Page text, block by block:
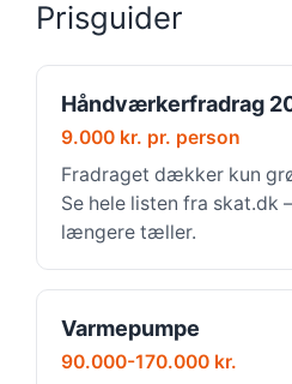
Prisguider
Håndværkerfradrag
9.000 kr. pr. person
Fradraget dækker kun
Se hele listen fra skat.dk
længere tæller.
Varmepumpe
90.000-170.000 kr.